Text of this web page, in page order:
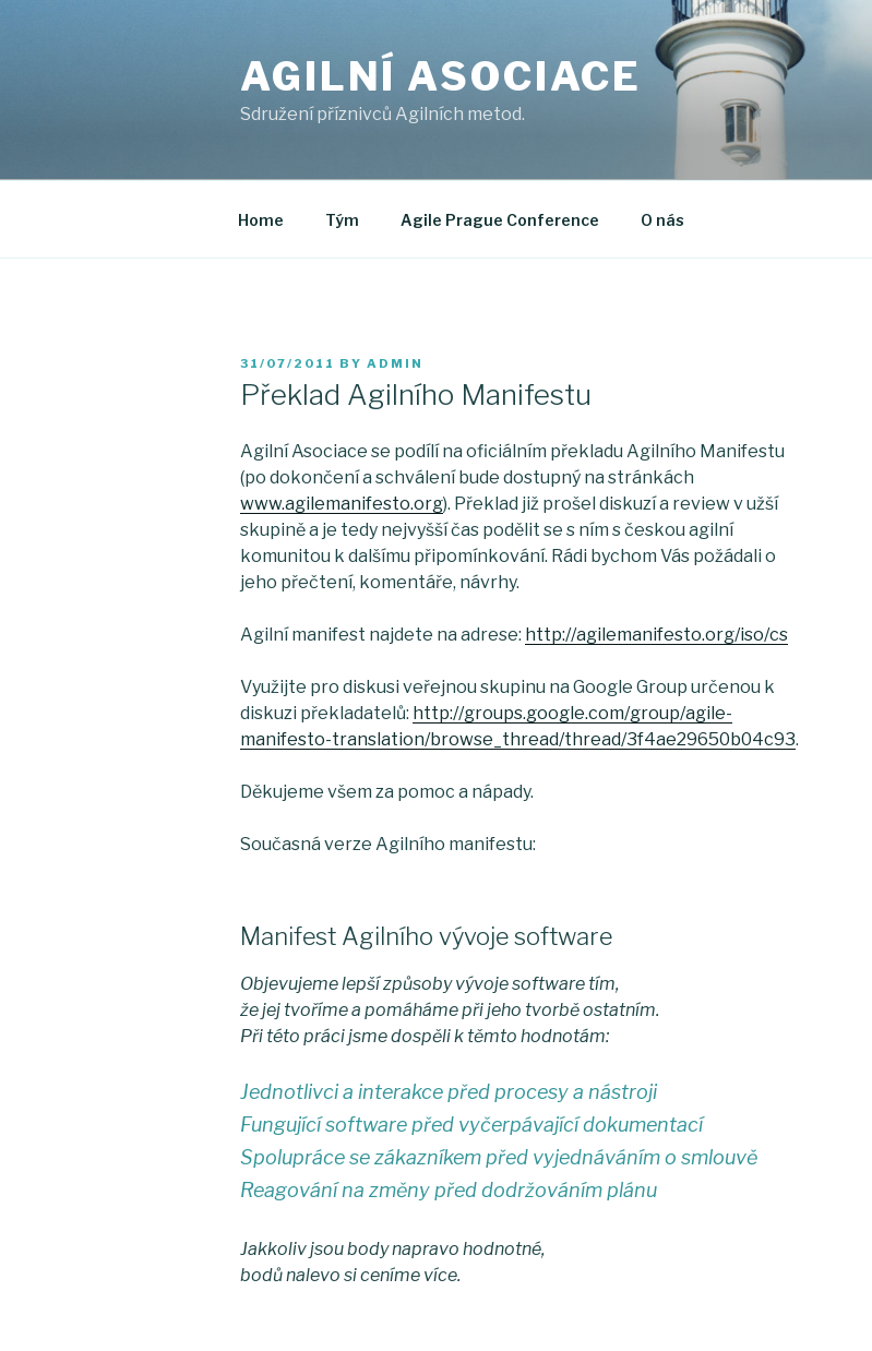
AGILNÍ ASOCIACE
Sdružení příznivců Agilních metod.
Home Tým Agile Prague Conference O nás
POSTED
ON
31/07/2011 BY ADMIN
Překlad Agilního Manifestu
Agilní Asociace se podílí na oficiálním překladu Agilního Manifestu
(po dokončení a schválení bude dostupný na stránkách
www.agilemanifesto.org). Překlad již prošel diskuzí a review v užší
skupině a je tedy nejvyšší čas podělit se s ním s českou agilní
komunitou k dalšímu připomínkování. Rádi bychom Vás požádali o
jeho přečtení, komentáře, návrhy.
Agilní manifest najdete na adrese: http://agilemanifesto.org/iso/cs
Využijte pro diskusi veřejnou skupinu na Google Group určenou k
diskuzi překladatelů: http://groups.google.com/group/agile-
manifesto-translation/browse_thread/thread/3f4ae29650b04c93.
Děkujeme všem za pomoc a nápady.
Současná verze Agilního manifestu:
Manifest Agilního vývoje software
Objevujeme lepší způsoby vývoje software tím,
že jej tvoříme a pomáháme při jeho tvorbě ostatním.
Při této práci jsme dospěli k těmto hodnotám:
Jednotlivci a interakce před procesy a nástroji
Fungující software před vyčerpávající dokumentací
Spolupráce se zákazníkem před vyjednáváním o smlouvě
Reagování na změny před dodržováním plánu
Jakkoliv jsou body napravo hodnotné,
bodů nalevo si ceníme více.